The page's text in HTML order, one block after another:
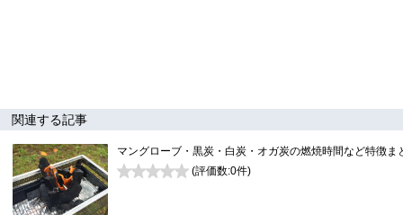
関連する記事
マングローブ・黒炭・白炭・オガ炭の燃焼時間など特徴ま
(評価数:0件)